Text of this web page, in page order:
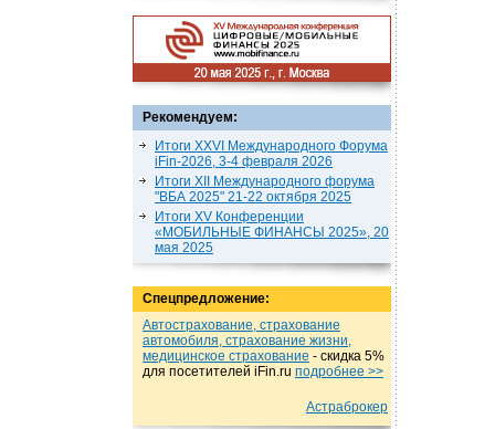
Рекомендуем:
Итоги XXVI Международного Форума
iFin-2026, 3-4 февраля 2026
Итоги XII Международного форума
"ВБА 2025" 21-22 октября 2025
Итоги XV Конференции
«МОБИЛЬНЫЕ ФИНАНСЫ 2025», 20
мая 2025
Спецпредложение:
Автострахование, страхование
автомобиля, страхование жизни,
медицинское страхование - cкидка 5%
для посетителей iFin.ru подробнеe >>
Астраброкер